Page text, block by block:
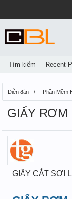
Diễn đàn Phần Mềm
GIẤY RƠM
GIẤY CẮT SỢI
Tìm kiếm Recent